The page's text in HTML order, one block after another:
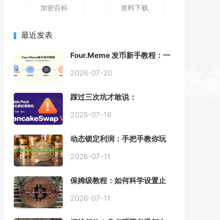
加密百科 资料下载
最近发表
Four.Meme 发币新手教程：一
动踩坑
2026-07-20
踩过三次坑才敢说：
Pool 最容易翻车的不是手续
2026-07-16
动态锁定利润：手把手教你玩
2026-07-11
保姆级教程：如何科学设置止
2026-07-11